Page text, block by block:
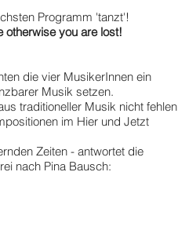
Programm 'tanzt'!
otherwise you are lost!
die vier MusikerInnen ein
Musik setzen.
traditioneller Musik nicht fehlen
im Hier und Jetzt
Zeiten - antwortet die
nach Pina Bausch: